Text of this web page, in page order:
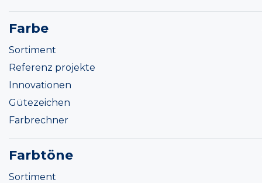
Farbe
Sortiment
Referenz projekte
Innovationen
Gütezeichen
Farbrechner
Farbtöne
Sortiment